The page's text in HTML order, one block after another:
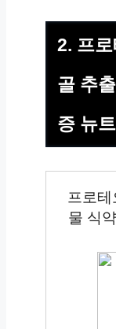
2. 프
골 추
증 뉴
프로
물 식